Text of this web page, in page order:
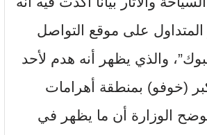
المتداول على موقع التواصل
والذي يظهر أنه هدم لأحد
(خوفو) بمنطقة أهرامات
توضح الوزارة أن ما يظهر في